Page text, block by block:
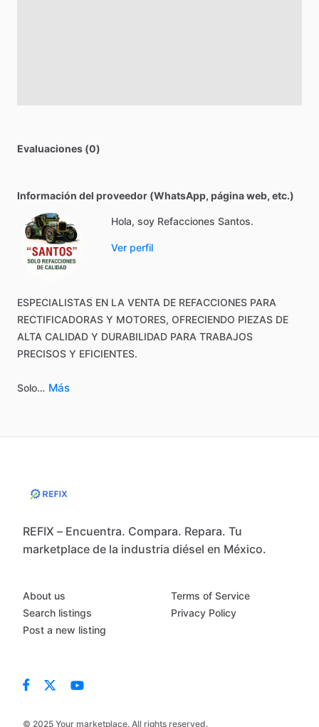
Evaluaciones (0)
Información del proveedor (WhatsApp, página web, etc.)
Hola, soy Refacciones Santos.
Ver perfil
ESPECIALISTAS EN LA VENTA DE REFACCIONES PARA
RECTIFICADORAS Y MOTORES, OFRECIENDO PIEZAS DE
ALTA CALIDAD Y DURABILIDAD PARA TRABAJOS
PRECISOS Y EFICIENTES.
Solo… Más
REFIX – Encuentra. Compara. Repara. Tu
marketplace de la industria diésel en México.
© 2025 Your marketplace. All rights reserved.
About us
Search listings
Post a new listing
Terms of Service
Privacy Policy